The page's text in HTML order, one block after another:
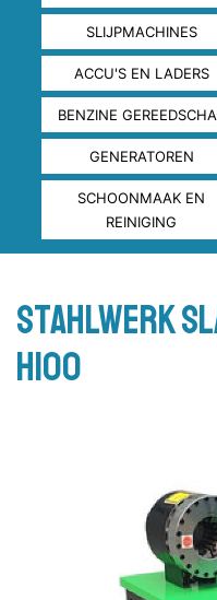
SLIJPMACHINES
ACCU'S EN LADERS
BENZINE
GENERATOREN
SCHOONMAAK EN
REINIGING
Stahlwerk
H100